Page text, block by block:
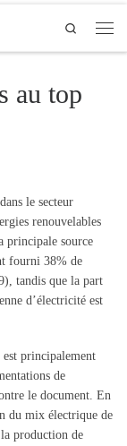
Search
au top
le secteur
renouvelables
principale source
fourni 38% de
tandis que la part
d’électricité est
est principalement
de
le document. En
du mix électrique de
production de